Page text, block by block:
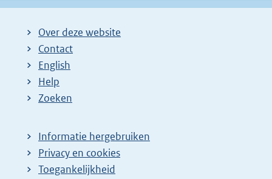
Over deze website
Contact
English
Help
Zoeken
Informatie hergebruiken
Privacy en cookies
Toegankelijkheid